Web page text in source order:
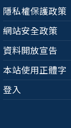
隱私權保護政策
網站安全政策
資料開放宣告
本站使用正體字
登入